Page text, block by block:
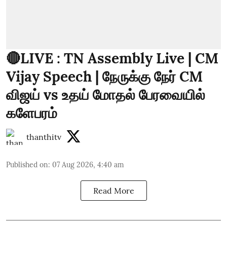
🔴LIVE : TN Assembly Live | CM
Vijay Speech | நேருக்கு நேர் CM
விஜய் vs உதய் மோதல் பேரவையில்
களேபரம்
thanthitv
Published on: 07 Aug 2026, 4:40 am
Read More